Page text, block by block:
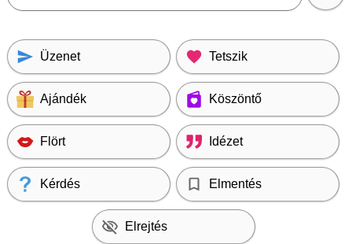
Üzenet Tetszik
Ajándék Köszöntő
Flört Idézet
Kérdés Elmentés
Elrejtés